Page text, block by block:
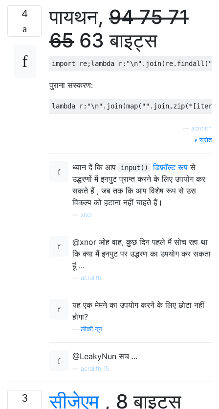
4 पायथन, 947571
65 63 बाइट्स
पुराना संस्करण:
acrolith
स्रोत
ध्यान दें कि आप input() डिफ़ॉल्ट रूप से
उद्धरणों में इनपुट प्राप्त करने के लिए उपयोग कर
सकते हैं , जब तक कि आप विशेष रूप से उस
विकल्प को हटाना नहीं चाहते हैं।
xnor
@xnor ओह वाह, कुछ दिन पहले मैं सोच रहा था
कि क्या मैं इनपुट पर उद्धरण का उपयोग कर सकता
हूं ...
acrolith
यह एक मेमने का उपयोग करने के लिए छोटा नहीं
होगा?
—लीकी नून
@LeakyNun सच ...
acrolith 15
3 सीजेएम, 8 बाइट्स